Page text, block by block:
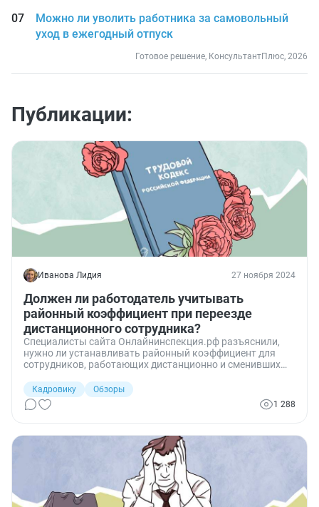
Можно ли уволить работника за самовольный
уход в ежегодный отпуск
Готовое решение, КонсультантПлюс, 2026
Публикации:
Иванова Лидия 27 ноября 2024
Должен ли работодатель учитывать
районный коэффициент при переезде
дистанционного сотрудника?
Специалисты сайта Онлайнинспекция.рф разъяснили,
нужно ли устанавливать районный коэффициент для
сотрудников, работающих дистанционно и сменивших
Кадровику
Обзоры
1 288